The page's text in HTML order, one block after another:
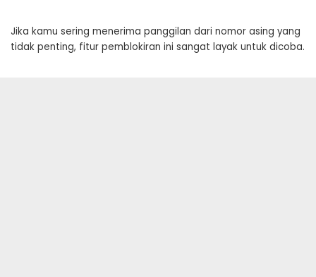
Jika kamu sering menerima panggilan dari nomor asing yang
tidak penting, fitur pemblokiran ini sangat layak untuk dicoba.